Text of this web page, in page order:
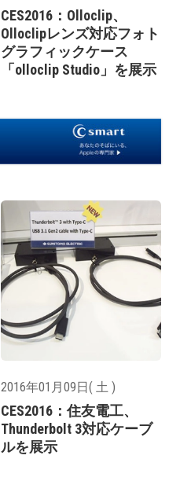
CES2016：Olloclip、
Olloclipレンズ対応フォト
グラフィックケース
「olloclip Studio」を展示
2016年01月09日( 土 )
CES2016：住友電工、
Thunderbolt 3対応ケーブ
ルを展示